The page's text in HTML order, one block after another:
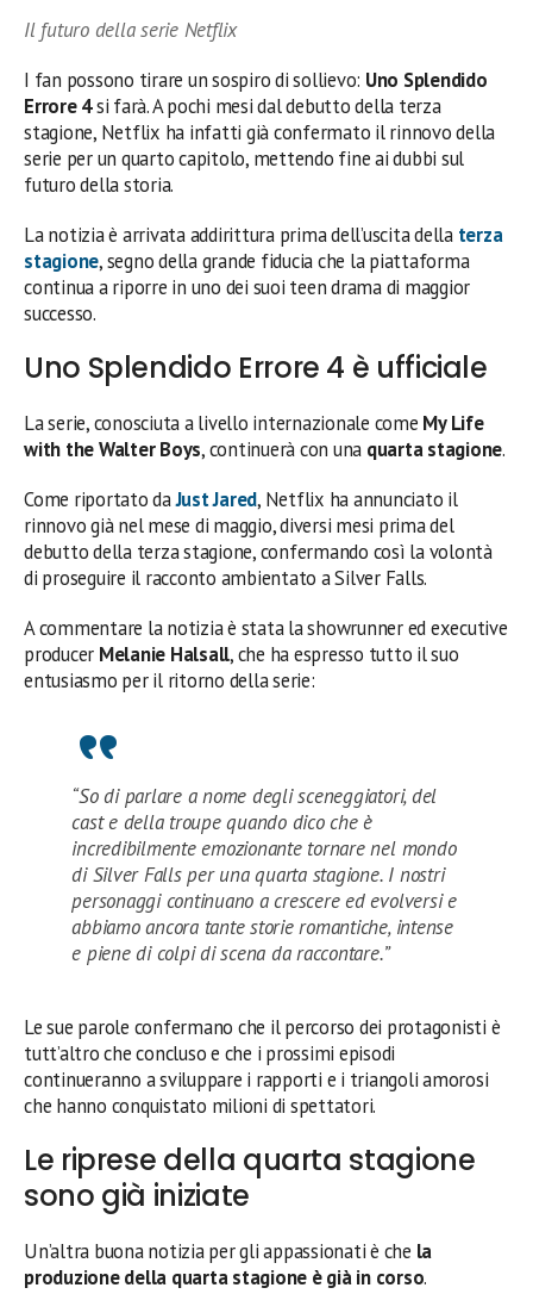
Il futuro della serie Netflix
I fan possono tirare un sospiro di sollievo: Uno Splendido
Errore 4si farà. A pochi mesi dal debutto della terza
stagione, Netflix ha infatti già confermato il rinnovo della
serie per un quarto capitolo, mettendo fine ai dubbi sul
futuro della storia.
La notizia è arrivata addirittura prima dell’uscita della terza
stagione, segno della grande fiducia che la piattaforma
continua a riporre in uno dei suoi teen drama di maggior
successo.
Uno Splendido Errore 4 è ufficiale
La serie, conosciuta a livello internazionale come My Life
with the Walter Boys, continuerà con una quarta stagione.
Come riportato daJust Jared, Netflix ha annunciato il
rinnovo già nel mese di maggio, diversi mesi prima del
debutto della terza stagione, confermando così la volontà
di proseguire il racconto ambientato a Silver Falls.
A commentare la notizia è stata la showrunner ed executive
producer Melanie Halsall, che ha espresso tutto il suo
entusiasmo per il ritorno della serie:
“So di parlare a nome degli sceneggiatori, del
cast e della troupe quando dico che è
incredibilmente emozionante tornare nel mondo
di Silver Falls per una quarta stagione. I nostri
personaggi continuano a crescere ed evolversi e
abbiamo ancora tante storie romantiche, intense
e piene di colpi di scena da raccontare.”
Le sue parole confermano che il percorso dei protagonisti è
tutt’altro che concluso e che i prossimi episodi
continueranno a sviluppare i rapporti e i triangoli amorosi
che hanno conquistato milioni di spettatori.
Le riprese della quarta stagione
sono già iniziate
Un’altra buona notizia per gli appassionati è che la
produzione della quarta stagione è già in corso.